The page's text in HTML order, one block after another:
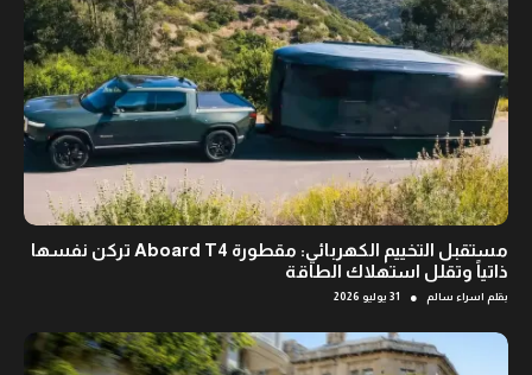
مستقبل التخييم الكهربائي: مقطورة Aboard T4 تركن نفسها
ذاتياً وتقلل استهلاك الطاقة
بقلم اسراء سالم ● 31 يوليو 2026